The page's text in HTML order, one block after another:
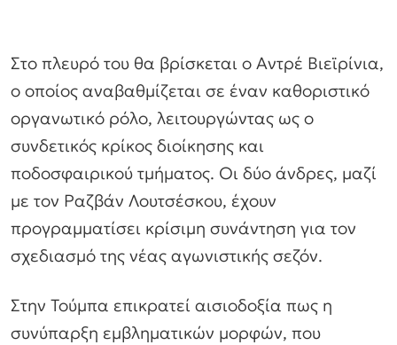
Στο πλευρό του θα βρίσκεται ο Αντρέ Βιεϊρίνια,
ο οποίος αναβαθμίζεται σε έναν καθοριστικό
οργανωτικό ρόλο, λειτουργώντας ως ο
συνδετικός κρίκος διοίκησης και
ποδοσφαιρικού τμήματος. Οι δύο άνδρες, μαζί
με τον Ραζβάν Λουτσέσκου, έχουν
προγραμματίσει κρίσιμη συνάντηση για τον
σχεδιασμό της νέας αγωνιστικής σεζόν.
Στην Τούμπα επικρατεί αισιοδοξία πως η
συνύπαρξη εμβληματικών μορφών, που